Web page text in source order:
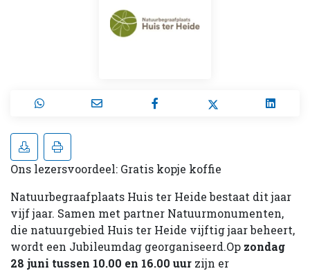
Ons lezersvoordeel: Gratis kopje koffie
Natuurbegraafplaats Huis ter Heide bestaat dit jaar
vijf jaar. Samen met partner Natuurmonumenten,
die natuurgebied Huis ter Heide vijftig jaar beheert,
wordt een Jubileumdag georganiseerd.Op zondag
28 juni tussen 10.00 en 16.00 uur zijn er